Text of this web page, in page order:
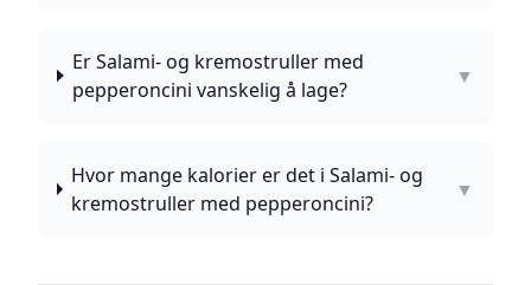
Er Salami- og kremostruller med
pepperoncini vanskelig å lage?
▼
Hvor mange kalorier er det i Salami- og
kremostruller med pepperoncini?
▼